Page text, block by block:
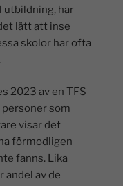
utbildning, har
lätt att inse
skolor har ofta
2023 av en TFS
som
visar det
förmodligen
fanns. Lika
andel av de